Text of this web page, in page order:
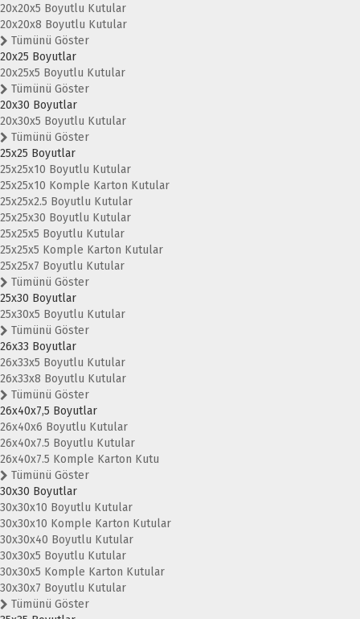
20x20x5 Boyutlu Kutular
20x20x8 Boyutlu Kutular
Tümünü Göster
20x25 Boyutlar
20x25x5 Boyutlu Kutular
Tümünü Göster
20x30 Boyutlar
20x30x5 Boyutlu Kutular
Tümünü Göster
25x25 Boyutlar
25x25x10 Boyutlu Kutular
25x25x10 Komple Karton Kutular
25x25x2.5 Boyutlu Kutular
25x25x30 Boyutlu Kutular
25x25x5 Boyutlu Kutular
25x25x5 Komple Karton Kutular
25x25x7 Boyutlu Kutular
Tümünü Göster
25x30 Boyutlar
25x30x5 Boyutlu Kutular
Tümünü Göster
26x33 Boyutlar
26x33x5 Boyutlu Kutular
26x33x8 Boyutlu Kutular
Tümünü Göster
26x40x7,5 Boyutlar
26x40x6 Boyutlu Kutular
26x40x7.5 Boyutlu Kutular
26x40x7.5 Komple Karton Kutu
Tümünü Göster
30x30 Boyutlar
30x30x10 Boyutlu Kutular
30x30x10 Komple Karton Kutular
30x30x40 Boyutlu Kutular
30x30x5 Boyutlu Kutular
30x30x5 Komple Karton Kutular
30x30x7 Boyutlu Kutular
Tümünü Göster